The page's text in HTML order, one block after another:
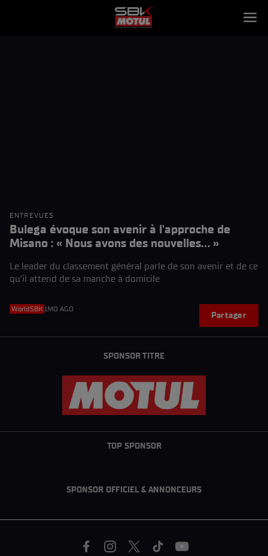
ENTREVUES
Bulega évoque son avenir à l'approche de
Misano : « Nous avons des nouvelles... »
Le leader du classement général parle de son avenir et de ce
qu’il attend de sa manche à domicile
WorldSBK 1MO AGO
Partager
SPONSOR TITRE
TOP SPONSOR
SPONSOR OFFICIEL & ANNONCEURS